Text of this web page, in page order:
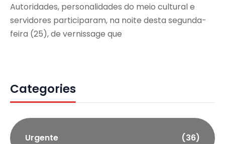
Autoridades, personalidades do meio cultural e
servidores participaram, na noite desta segunda-
feira (25), de vernissage que
Categories
Urgente (36)